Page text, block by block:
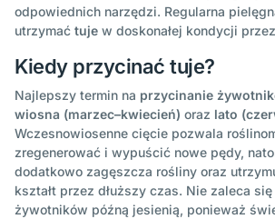
odpowiednich narzędzi. Regularna
utrzymać tuje w doskonałej kondycji
Kiedy przycinać tuje?
Najlepszy termin na przycinanie
wiosna (marzec–kwiecień) oraz lato
Wczesnowiosenne cięcie pozwala
zregenerować i wypuścić nowe pędy,
dodatkowo zagęszcza rośliny oraz
kształt przez dłuższy czas. Nie zaleca
żywotników późną jesienią, ponieważ